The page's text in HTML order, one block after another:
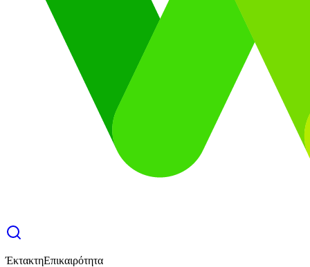
ΈκτακτηΕπικαιρότητα